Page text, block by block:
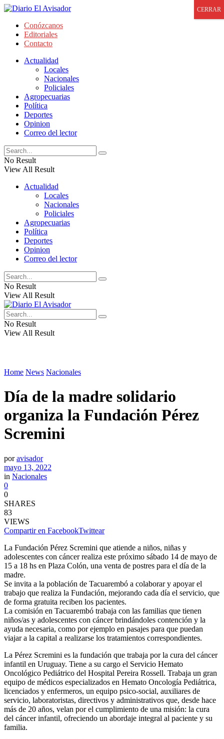
Conózcanos
Editoriales
Contacto
Actualidad
Locales
Nacionales
Policiales
Agropecuarias
Política
Deportes
Opinion
Correo del lector
No Result
View All Result
Actualidad
Locales
Nacionales
Policiales
Agropecuarias
Política
Deportes
Opinion
Correo del lector
No Result
View All Result
No Result
View All Result
Home News Nacionales
Día de la madre solidario
organiza la Fundación Pérez
Scremini
por avisador
mayo 13, 2022
in Nacionales
0
0
SHARES
83
VIEWS
Compartir en FacebookTwittear
La Fundación Pérez Scremini que atiende a niños, niñas y
adolescentes con cáncer realiza este próximo sábado 14 de mayo de
15 a 18 hs en Plaza Colón, una venta de postres para el día de la
madre.
Se invita a la población de Tacuarembó a colaborar y apoyar el
trabajo que realiza la Fundación, mejorando cada día el servicio, que
de forma gratuita reciben los pacientes.
La comisión en Tacuarembó trabaja con las familias que tienen
niños/as y adolescentes con cáncer brindándoles contención y la
ayuda necesaria, como por ejemplo en pasajes para que puedan
viajar a la capital a realizarse los tratamientos correspondientes.
La Pérez Scremini es la fundación que trabaja por la cura del cáncer
infantil en Uruguay. Tiene a su cargo el Servicio Hemato
Oncológico Pediátrico del Hospital Pereira Rossell. Trabaja un gran
equipo de médicos especializados en Hemato Oncología Pediátrica,
licenciados y enfermeros, un equipo psico-social, auxiliares de
servicio, laboratoristas, directivos y administrativos que, desde hace
más de 20 años, velan por el cumplimiento de una misión: la cura
del cáncer infantil, ofreciendo un abordaje integral al paciente y su
familia.
CERRAR